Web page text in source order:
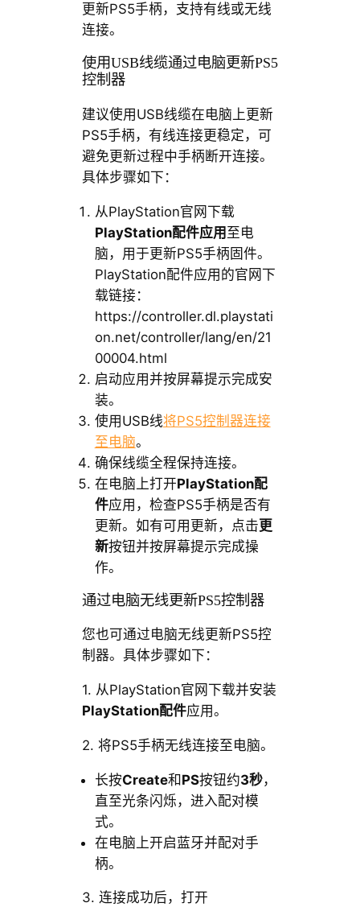
更新PS5手柄，支持有线或无线
连接。
使用USB线缆通过电脑更新PS5
控制器
建议使用USB线缆在电脑上更新
PS5手柄，有线连接更稳定，可
避免更新过程中手柄断开连接。
具体步骤如下：
从PlayStation官网下载
PlayStation配件应用至电
脑，用于更新PS5手柄固件。
PlayStation配件应用的官网下
载链接：
https://controller.dl.playstati
on.net/controller/lang/en/21
00004.html
启动应用并按屏幕提示完成安
装。
使用USB线将PS5控制器连接
至电脑。
确保线缆全程保持连接。
在电脑上打开PlayStation配
件应用，检查PS5手柄是否有
更新。如有可用更新，点击更
新按钮并按屏幕提示完成操
作。
通过电脑无线更新PS5控制器
您也可通过电脑无线更新PS5控
制器。具体步骤如下：
1. 从PlayStation官网下载并安装
PlayStation配件应用。
2. 将PS5手柄无线连接至电脑。
长按Create和PS按钮约3秒，
直至光条闪烁，进入配对模
式。
在电脑上开启蓝牙并配对手
柄。
3. 连接成功后，打开